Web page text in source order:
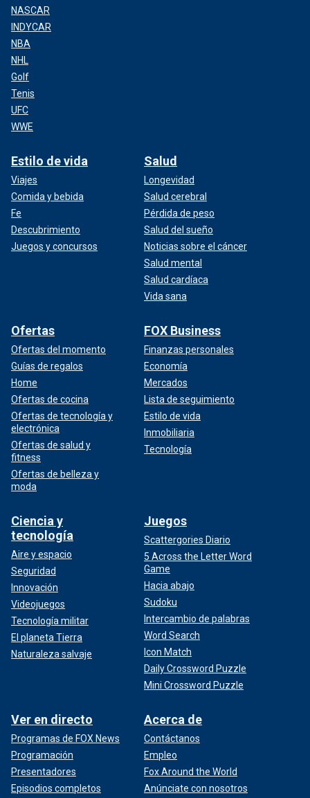
NASCAR
INDYCAR
NBA
NHL
Golf
Tenis
UFC
WWE
Estilo de vida
Viajes
Comida y bebida
Fe
Descubrimiento
Juegos y concursos
Salud
Longevidad
Salud cerebral
Pérdida de peso
Salud del sueño
Noticias sobre el cáncer
Salud mental
Salud cardíaca
Vida sana
Ofertas
Ofertas del momento
Guías de regalos
Home
Ofertas de cocina
Ofertas de tecnología y
electrónica
Ofertas de salud y
fitness
Ofertas de belleza y
moda
FOX Business
Finanzas personales
Economía
Mercados
Lista de seguimiento
Estilo de vida
Inmobiliaria
Tecnología
Ciencia y
tecnología
Aire y espacio
Seguridad
Innovación
Videojuegos
Tecnología militar
El planeta Tierra
Naturaleza salvaje
Juegos
Scattergories Diario
5 Across the Letter Word
Game
Hacia abajo
Sudoku
Intercambio de palabras
Word Search
Icon Match
Daily Crossword Puzzle
Mini Crossword Puzzle
Ver en directo
Programas de FOX News
Programación
Presentadores
Episodios completos
Acerca de
Contáctanos
Empleo
Fox Around the World
Anúnciate con nosotros